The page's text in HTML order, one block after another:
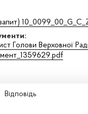
Голови Верховної
Відповідь